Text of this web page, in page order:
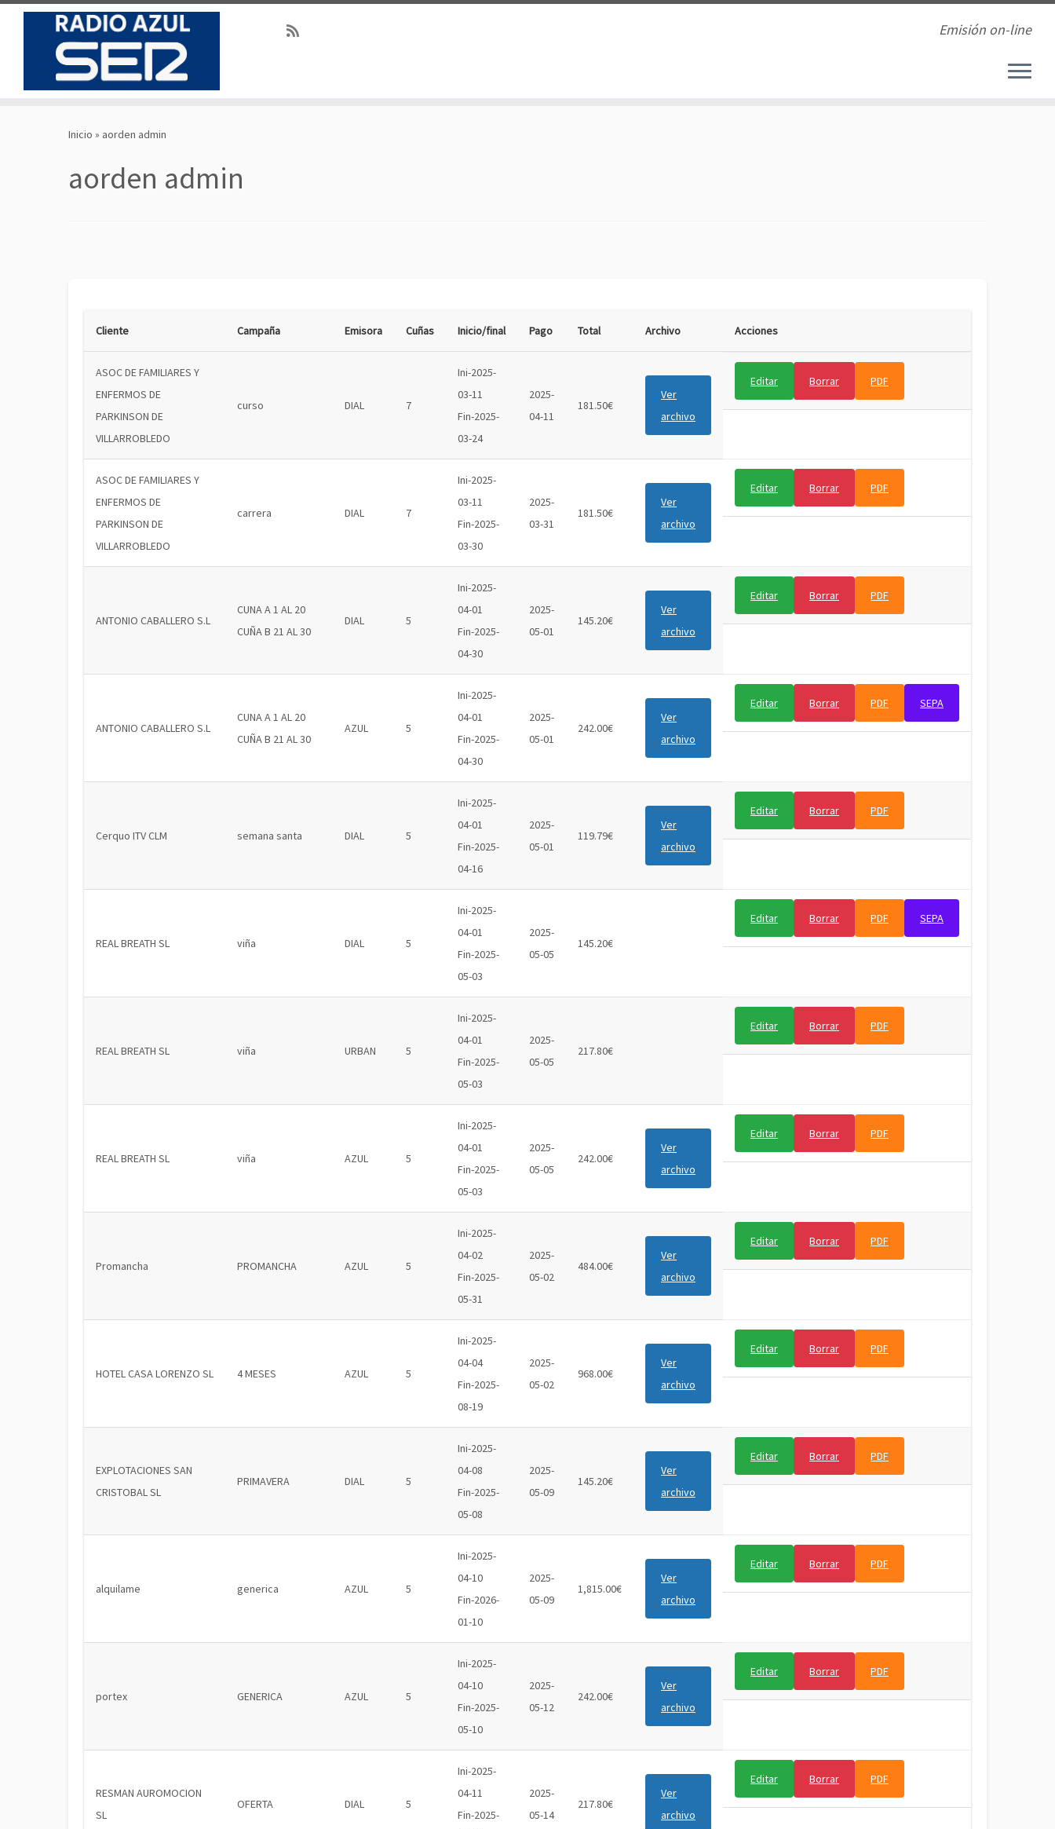
Emisión on-line
Inicio » aorden admin
aorden admin
Cliente Campaña Emisora Cuñas Inicio/final Pago Total Archivo Acciones
ASOC DE FAMILIARES Y
ENFERMOS DE
PARKINSON DE
VILLARROBLEDO
curso DIAL 7
Ini-2025-
03-11
Fin-2025-
03-24
2025-
04-11
181.50€
Ver
archivo
Editar Borrar PDF
ASOC DE FAMILIARES Y
ENFERMOS DE
PARKINSON DE
VILLARROBLEDO
carrera DIAL 7
Ini-2025-
03-11
Fin-2025-
03-30
2025-
03-31
181.50€
Ver
archivo
Editar Borrar PDF
ANTONIO CABALLERO S.L
CUNA A 1 AL 20
CUÑA B 21 AL 30
DIAL 5
Ini-2025-
04-01
Fin-2025-
04-30
2025-
05-01
145.20€
Ver
archivo
Editar Borrar PDF
ANTONIO CABALLERO S.L
CUNA A 1 AL 20
CUÑA B 21 AL 30
AZUL 5
Ini-2025-
04-01
Fin-2025-
04-30
2025-
05-01
242.00€
Ver
archivo
Editar Borrar PDF SEPA
Cerquo ITV CLM semana santa DIAL 5
Ini-2025-
04-01
Fin-2025-
04-16
2025-
05-01
119.79€
Ver
archivo
Editar Borrar PDF
REAL BREATH SL viña DIAL 5
Ini-2025-
04-01
Fin-2025-
05-03
2025-
05-05
145.20€
Editar Borrar PDF SEPA
REAL BREATH SL viña URBAN 5
Ini-2025-
04-01
Fin-2025-
05-03
2025-
05-05
217.80€
Editar Borrar PDF
REAL BREATH SL viña AZUL 5
Ini-2025-
04-01
Fin-2025-
05-03
2025-
05-05
242.00€
Ver
archivo
Editar Borrar PDF
Promancha PROMANCHA AZUL 5
Ini-2025-
04-02
Fin-2025-
05-31
2025-
05-02
484.00€
Ver
archivo
Editar Borrar PDF
HOTEL CASA LORENZO SL 4 MESES AZUL 5
Ini-2025-
04-04
Fin-2025-
08-19
2025-
05-02
968.00€
Ver
archivo
Editar Borrar PDF
EXPLOTACIONES SAN
CRISTOBAL SL
PRIMAVERA DIAL 5
Ini-2025-
04-08
Fin-2025-
05-08
2025-
05-09
145.20€
Ver
archivo
Editar Borrar PDF
alquilame generica AZUL 5
Ini-2025-
04-10
Fin-2026-
01-10
2025-
05-09
1,815.00€
Ver
archivo
Editar Borrar PDF
portex GENERICA AZUL 5
Ini-2025-
04-10
Fin-2025-
05-10
2025-
05-12
242.00€
Ver
archivo
Editar Borrar PDF
RESMAN AUROMOCION
SL
OFERTA DIAL 5
Ini-2025-
04-11
Fin-2025-
2025-
05-14
217.80€
Ver
archivo
Editar Borrar PDF